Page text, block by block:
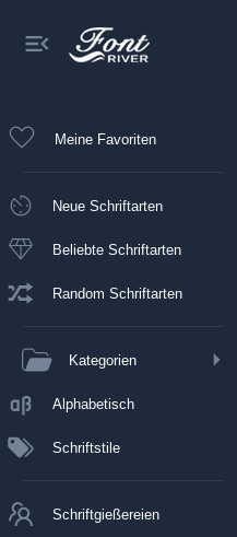
Meine Favoriten
Neue Schriftarten
Beliebte Schriftarten
Random Schriftarten
Kategorien
Alphabetisch
Schriftstile
Schriftgießereien